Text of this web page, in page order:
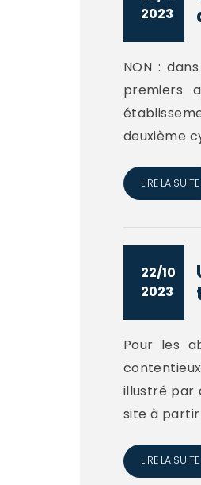
2023
NON :
premiers
deuxième
LIRE LA SUITE
22/10
2023
Pour les
illustré par
site à partir
LIRE LA SUITE